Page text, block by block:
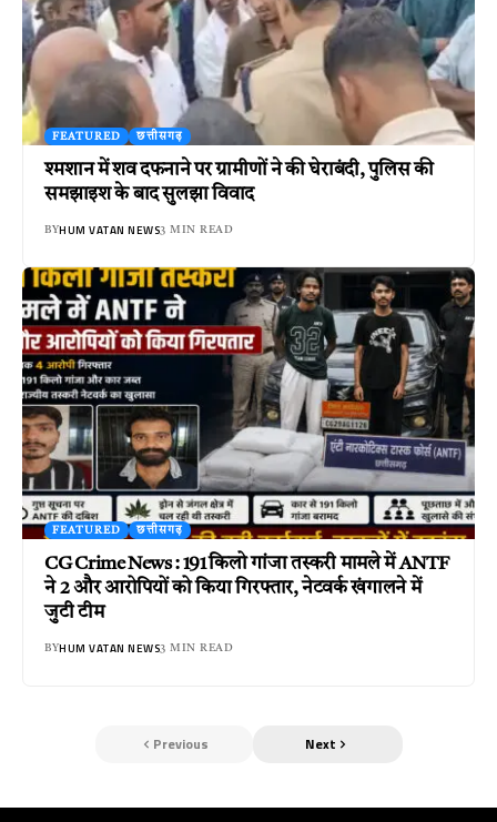
FEATURED छत्तीसगढ़
श्मशान में शव दफनाने पर ग्रामीणों ने की घेराबंदी, पुलिस की
समझाइश के बाद सुलझा विवाद
BYHUM VATAN NEWS3 MIN READ
FEATURED छत्तीसगढ़
CG Crime News : 191 किलो गांजा तस्करी मामले में ANTF
ने 2 और आरोपियों को किया गिरफ्तार, नेटवर्क खंगालने में
जुटी टीम
BYHUM VATAN NEWS3 MIN READ
Previous Next